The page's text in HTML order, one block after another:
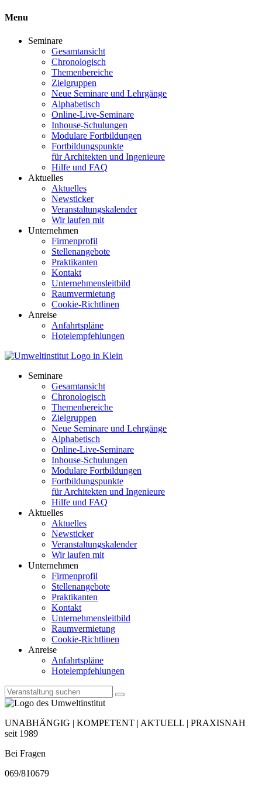
Menu
Seminare
Gesamtansicht
Chronologisch
Themenbereiche
Zielgruppen
Neue Seminare und Lehrgänge
Alphabetisch
Online-Live-Seminare
Inhouse-Schulungen
Modulare Fortbildungen
Fortbildungspunkte
für Architekten und Ingenieure
Hilfe und FAQ
Aktuelles
Aktuelles
Newsticker
Veranstaltungskalender
Wir laufen mit
Unternehmen
Firmenprofil
Stellenangebote
Praktikanten
Kontakt
Unternehmensleitbild
Raumvermietung
Cookie-Richtlinen
Anreise
Anfahrtspläne
Hotelempfehlungen
Seminare
Gesamtansicht
Chronologisch
Themenbereiche
Zielgruppen
Neue Seminare und Lehrgänge
Alphabetisch
Online-Live-Seminare
Inhouse-Schulungen
Modulare Fortbildungen
Fortbildungspunkte
für Architekten und Ingenieure
Hilfe und FAQ
Aktuelles
Aktuelles
Newsticker
Veranstaltungskalender
Wir laufen mit
Unternehmen
Firmenprofil
Stellenangebote
Praktikanten
Kontakt
Unternehmensleitbild
Raumvermietung
Cookie-Richtlinen
Anreise
Anfahrtspläne
Hotelempfehlungen
UNABHÄNGIG | KOMPETENT | AKTUELL | PRAXISNAH
seit 1989
Bei Fragen
069/810679